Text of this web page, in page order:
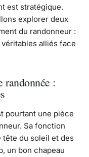
est stratégique.
explorer deux
du randonneur :
alliés face
randonnée :
pourtant une pièce
Sa fonction
du soleil et des
un bon chapeau